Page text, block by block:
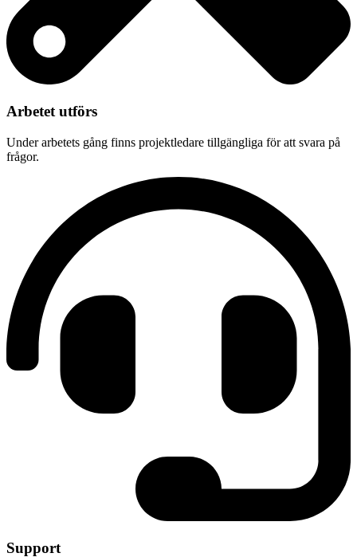
Arbetet utförs
Under arbetets gång finns projektledare tillgängliga för att svara på
frågor.
Support